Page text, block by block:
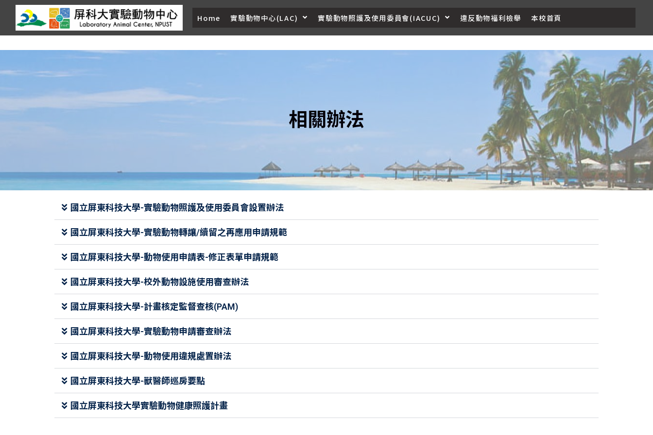
Home 實驗動物中心(LAC) 實驗動物照護及使用委員會(IACUC) 違反動物福利檢舉 本校首頁
相關辦法
國立屏東科技大學-實驗動物照護及使用委員會設置辦法
國立屏東科技大學-實驗動物轉讓/續留之再應用申請規範
國立屏東科技大學-動物使用申請表-修正表單申請規範
國立屏東科技大學-校外動物設施使用審查辦法
國立屏東科技大學-計畫核定監督查核(PAM)
國立屏東科技大學-實驗動物申請審查辦法
國立屏東科技大學-動物使用違規處置辦法
國立屏東科技大學-獸醫師巡房要點
國立屏東科技大學實驗動物健康照護計畫